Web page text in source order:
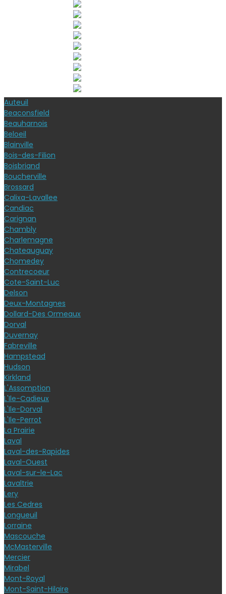
Auteuil
Beaconsfield
Beauharnois
Beloeil
Blainville
Bois-des-Filion
Boisbriand
Boucherville
Brossard
Calixa-Lavallee
Candiac
Carignan
Chambly
Charlemagne
Chateauguay
Chomedey
Contrecoeur
Cote-Saint-Luc
Delson
Deux-Montagnes
Dollard-Des Ormeaux
Dorval
Duvernay
Fabreville
Hampstead
Hudson
Kirkland
L'Assomption
L'Ile-Cadieux
L'Ile-Dorval
L'Ile-Perrot
La Prairie
Laval
Laval-des-Rapides
Laval-Ouest
Laval-sur-le-Lac
Lavaltrie
Lery
Les Cedres
Longueuil
Lorraine
Mascouche
McMasterville
Mercier
Mirabel
Mont-Royal
Mont-Saint-Hilaire